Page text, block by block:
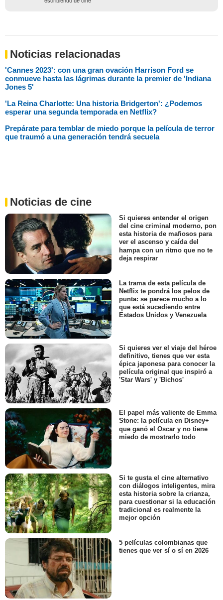
Noticias relacionadas
'Cannes 2023': con una gran ovación Harrison Ford se
conmueve hasta las lágrimas durante la premier de 'Indiana
Jones 5'
'La Reina Charlotte: Una historia Bridgerton': ¿Podemos
esperar una segunda temporada en Netflix?
Prepárate para temblar de miedo porque la película de terror
que traumó a una generación tendrá secuela
Noticias de cine
Si quieres entender el origen
del cine criminal moderno, pon
esta historia de mafiosos para
ver el ascenso y caída del
hampa con un ritmo que no te
deja respirar
La trama de esta película de
Netflix te pondrá los pelos de
punta: se parece mucho a lo
que está sucediendo entre
Estados Unidos y Venezuela
Si quieres ver el viaje del héroe
definitivo, tienes que ver esta
épica japonesa para conocer la
película original que inspiró a
'Star Wars' y 'Bichos'
El papel más valiente de Emma
Stone: la película en Disney+
que ganó el Oscar y no tiene
miedo de mostrarlo todo
Si te gusta el cine alternativo
con diálogos inteligentes, mira
esta historia sobre la crianza,
para cuestionar si la educación
tradicional es realmente la
mejor opción
5 películas colombianas que
tienes que ver sí o sí en 2026